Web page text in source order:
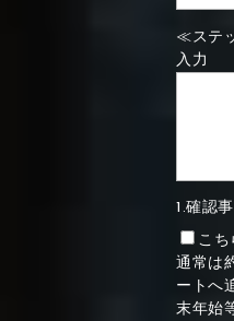
≪ステ
入力
1.確認
こち
通常は
ートへ
末年始